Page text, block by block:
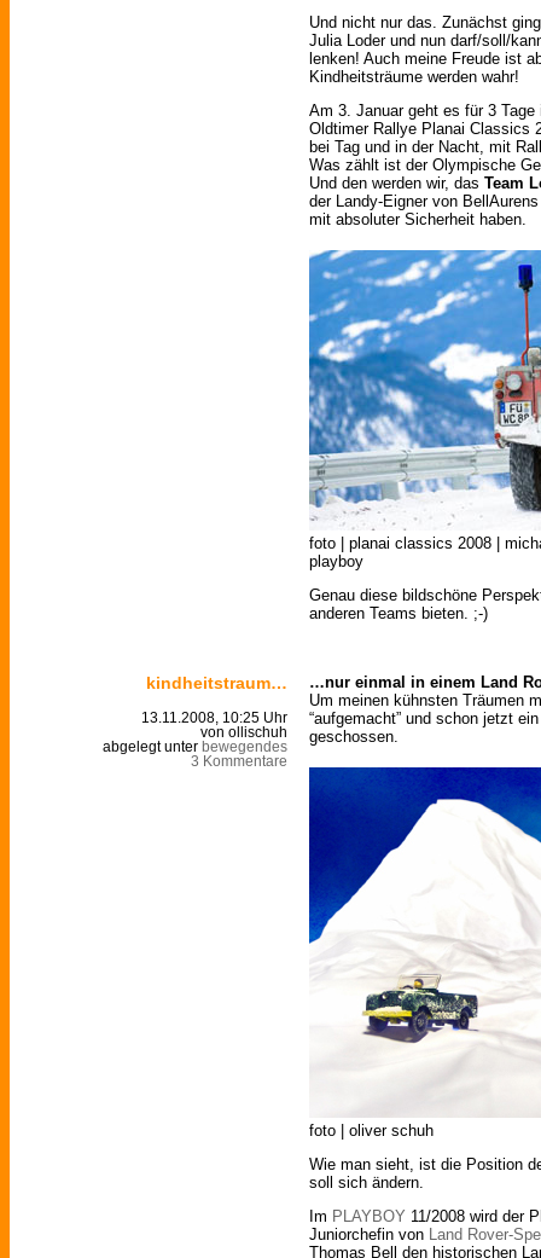
Und nicht nur das. Zunächst
Julia Loder und nun darf/soll/
lenken! Auch meine Freude ist
Kindheitsträume werden wahr!
Am 3. Januar geht es für 3
Oldtimer Rallye Planai Classics
bei Tag und in der Nacht, mit
Was zählt ist der Olympische
Und den werden wir, das Team
der Landy-Eigner von
mit absoluter Sicherheit haben.
foto | planai classics 2008 |
playboy
Genau diese bildschöne
anderen Teams bieten. ;-)
kindheitstraum…
13.11.2008, 10:25 Uhr
von ollischuh
abgelegt unter bewegendes
3 Kommentare
…nur einmal in einem Land
Um meinen kühnsten Träumen
“aufgemacht” und schon jetzt
geschossen.
foto | oliver schuh
Wie man sieht, ist die Position
soll sich ändern.
Im PLAYBOY 11/2008 wird der
Juniorchefin von Land Rover-
Thomas Bell den historischen